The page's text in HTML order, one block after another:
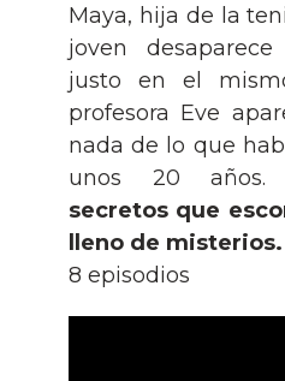
Maya, hija de la
joven
justo en el
profesora Eve
nada de lo que
unos 20 años.
secretos que
lleno de misterios.
8 episodios